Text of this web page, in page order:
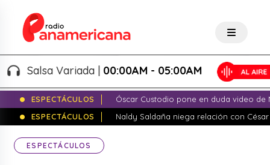
Salsa Variada |00:00AM - 05:00AM
ESPECTÁCULOS
Óscar Custodio pone en duda video de
ESPECTÁCULOS
Naldy Saldaña niega relación con
ESPECTÁCULOS